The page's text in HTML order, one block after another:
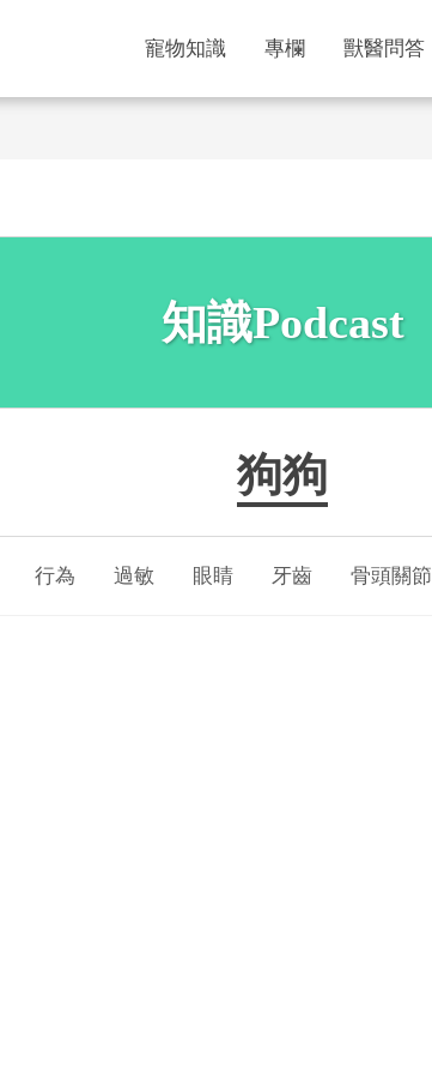
寵物知識 專欄 獸醫問答
知識Podcast
狗狗
行為 過敏 眼睛 牙齒 骨頭關節